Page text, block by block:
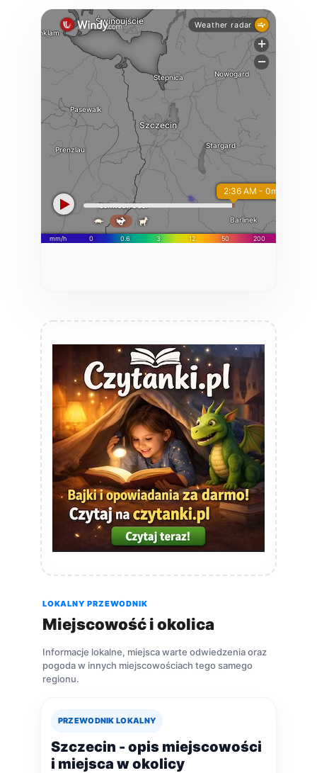
LOKALNY PRZEWODNIK
Miejscowość i okolica
Informacje lokalne, miejsca warte odwiedzenia oraz
pogoda w innych miejscowościach tego samego
regionu.
PRZEWODNIK LOKALNY
Szczecin - opis miejscowości
i miejsca w okolicy